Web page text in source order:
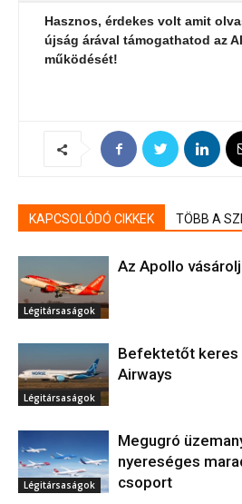
Hasznos, érdekes volt amit
újság árával támogathatod az
működését!
KAPCSOLÓDÓ CIKKEK TÖBB A
Légitársaságok
Az Apollo
Légitársaságok
Befektetőt keres
Airways
Légitársaságok
Megugró
nyereséges
csoport